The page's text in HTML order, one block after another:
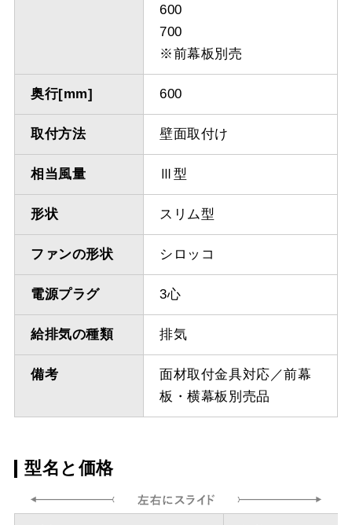
600
700
※前幕板別売
奥行[mm] 600
取付方法 壁面取付け
相当風量 Ⅲ型
形状 スリム型
ファンの形状 シロッコ
電源プラグ 3心
給排気の種類 排気
備考
面材取付金具対応／前幕
板・横幕板別売品
型名と価格